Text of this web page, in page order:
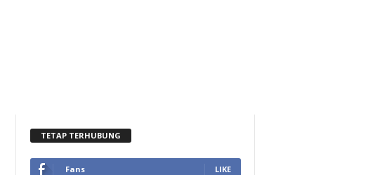
TETAP TERHUBUNG
Fans LIKE